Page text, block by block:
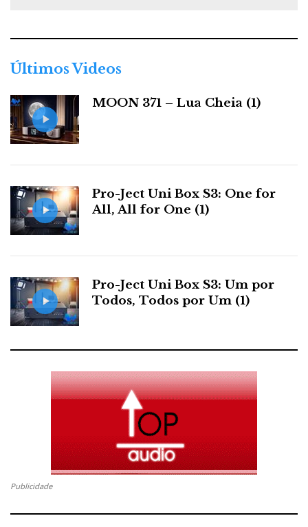
r
s
Últimos Videos
MOON 371 – Lua Cheia (1)
Pro-Ject Uni Box S3: One for
All, All for One (1)
Pro-Ject Uni Box S3: Um por
Todos, Todos por Um (1)
Publicidade